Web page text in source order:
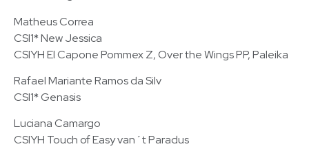
Matheus Correa
CSI1* New Jessica
CSIYH El Capone Pommex Z, Over the Wings PP, Paleika
Rafael Mariante Ramos da Silv
CSI1* Genasis
Luciana Camargo
CSIYH Touch of Easy van´t Paradus